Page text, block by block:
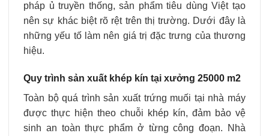
pháp ủ truyền thống, sản phẩm tiêu dùng Việt tạo
nên sự khác biệt rõ rệt trên thị trường. Dưới đây là
những yếu tố làm nên giá trị đặc trưng của thương
hiệu.
Quy trình sản xuất khép kín tại xưởng 25000 m2
Toàn bộ quá trình sản xuất trứng muối tại nhà máy
được thực hiện theo chuỗi khép kín, đảm bảo vệ
sinh an toàn thực phẩm ở từng công đoạn. Nhà